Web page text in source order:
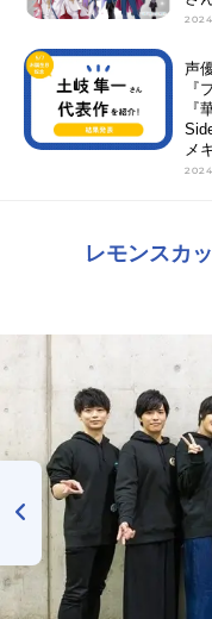
声
『
『
メ
レモンスカ